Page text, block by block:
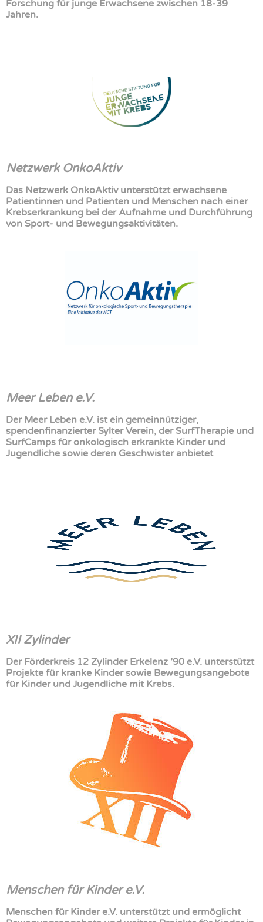
Forschung für junge Erwachsene zwischen 18-39
Jahren.
Netzwerk OnkoAktiv
Das Netzwerk OnkoAktiv unterstützt erwachsene
Patientinnen und Patienten und Menschen nach einer
Krebserkrankung bei der Aufnahme und Durchführung
von Sport- und Bewegungsaktivitäten.
Meer Leben e.V.
Der Meer Leben e.V. ist ein gemeinnütziger,
spendenfinanzierter Sylter Verein, der SurfTherapie und
SurfCamps für onkologisch erkrankte Kinder und
Jugendliche sowie deren Geschwister anbietet
XII Zylinder
Der Förderkreis 12 Zylinder Erkelenz ’90 e.V. unterstützt
Projekte für kranke Kinder sowie Bewegungsangebote
für Kinder und Jugendliche mit Krebs.
Menschen für Kinder e.V.
Menschen für Kinder e.V. unterstützt und ermöglicht